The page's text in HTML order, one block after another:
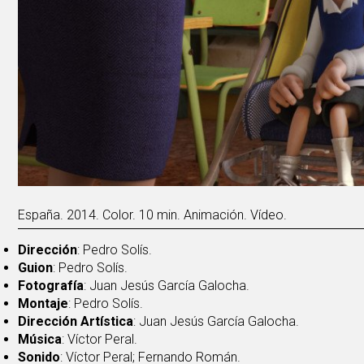
España. 2014. Color. 10 min. Animación. Vídeo.
Dirección: Pedro Solís.
Guion: Pedro Solís.
Fotografía: Juan Jesús García Galocha.
Montaje: Pedro Solís.
Dirección Artística: Juan Jesús García Galocha.
Música: Víctor Peral.
Sonido: Víctor Peral; Fernando Román.